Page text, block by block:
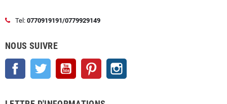
Tel: 0770919191/0779929149
NOUS SUIVRE
Facebook Twitter YouTube Pinterest